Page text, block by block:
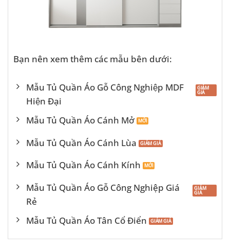
Bạn nên xem thêm các mẫu bên dưới:
Mẫu Tủ Quần Áo Gỗ Công Nghiệp MDF
Hiện Đại
Mẫu Tủ Quần Áo Cánh Mở
Mẫu Tủ Quần Áo Cánh Lùa
Mẫu Tủ Quần Áo Cánh Kính
Mẫu Tủ Quần Áo Gỗ Công Nghiệp Giá
Rẻ
Mẫu Tủ Quần Áo Tân Cổ Điển